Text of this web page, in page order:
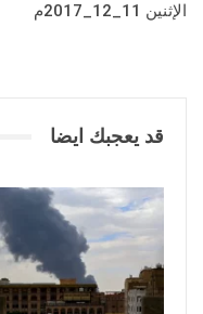
الإثنين 11_12_2017م
قد يعجبك ايضا